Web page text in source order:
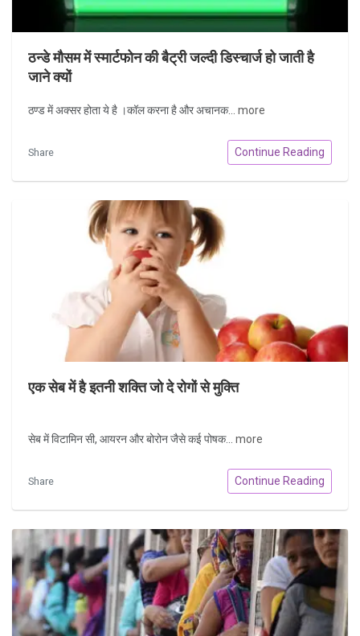
ठन्डे मौसम में स्‍मार्टफोन की बैट्री जल्‍दी डिस्‍चार्ज हो जाती है
जाने क्यों
ठण्ड में अक्सर होता ये है ।कॉल करना है और अचानक... more
Share Continue Reading
एक सेब में है इतनी शक्ति जो दे रोगों से मुक्ति
सेब में विटामिन सी, आयरन और बोरोन जैसे कई पोषक... more
Share Continue Reading